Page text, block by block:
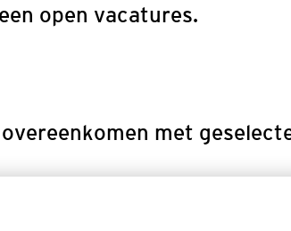
open vacatures.
met